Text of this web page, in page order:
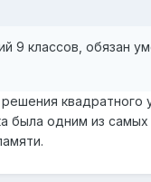
9 классов, обязан
квадратного
была одним из